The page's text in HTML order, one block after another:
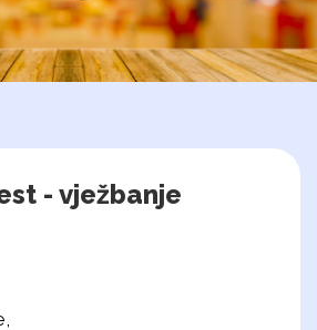
- vježbanje